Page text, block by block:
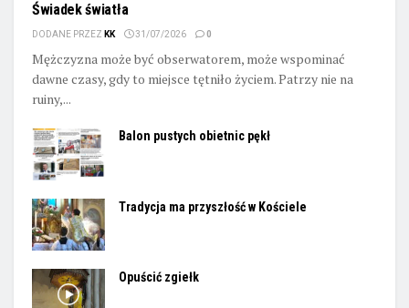
Świadek światła
DODANE PRZEZ KK 31/07/2026 0
Mężczyzna może być obserwatorem, może wspominać
dawne czasy, gdy to miejsce tętniło życiem. Patrzy nie na
ruiny,...
Balon pustych obietnic pękł
Tradycja ma przyszłość w Kościele
Opuścić zgiełk